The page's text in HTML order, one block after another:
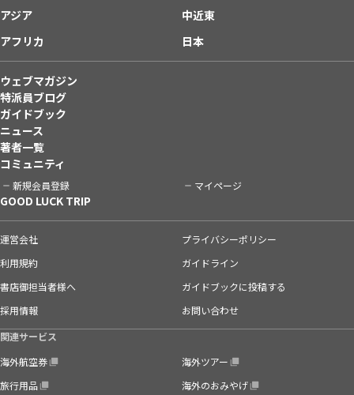
アジア
中近東
アフリカ
日本
ウェブマガジン
特派員ブログ
ガイドブック
ニュース
著者一覧
コミュニティ
新規会員登録 マイページ
GOOD LUCK TRIP
運営会社
プライバシーポリシー
利用規約
ガイドライン
書店御担当者様へ
ガイドブックに投稿する
採用情報
お問い合わせ
関連サービス
海外航空券
海外ツアー
旅行用品
海外のおみやげ